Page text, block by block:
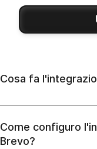
Cosa fa
Come configuro
Brevo?